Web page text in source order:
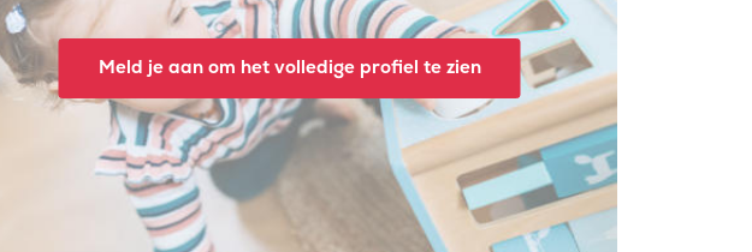
Meld je aan om het volledige profiel te zien